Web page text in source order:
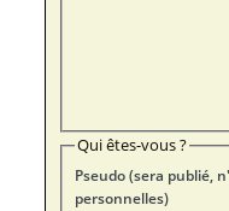
Qui êtes-vous ?
Pseudo (sera publié,
personnelles)